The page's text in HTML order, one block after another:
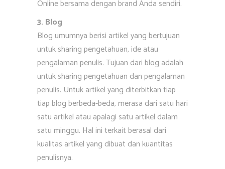
Online bersama dengan brand Anda sendiri.
3. Blog
Blog umumnya berisi artikel yang bertujuan
untuk sharing pengetahuan, ide atau
pengalaman penulis. Tujuan dari blog adalah
untuk sharing pengetahuan dan pengalaman
penulis. Untuk artikel yang diterbitkan tiap
tiap blog berbeda-beda, merasa dari satu hari
satu artikel atau apalagi satu artikel dalam
satu minggu. Hal ini terkait berasal dari
kualitas artikel yang dibuat dan kuantitas
penulisnya.